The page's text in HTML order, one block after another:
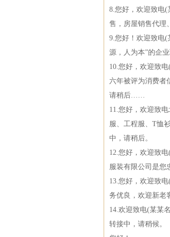
8.您好，欢迎致电(
售，房屋销售代理
9.您好！欢迎致电(
源，人为本”的企
10.您好，欢迎致
六年被评为消费者
请稍后……
11.您好，欢迎致
服、工程服、T恤
中，请稍后。
12.您好，欢迎致
服装有限公司是您
13.您好，欢迎致
务优良，欢迎新老
14.欢迎致电(某某
转接中，请稍候。